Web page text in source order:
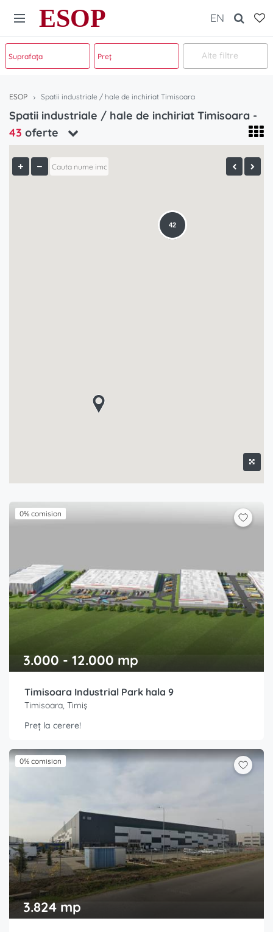
ESOP EN
Alte filtre
ESOP Spatii industriale / hale de inchiriat Timisoara
Spatii industriale / hale de inchiriat Timisoara -
43 oferte
42
0% comision
3.000 - 12.000 mp
Timisoara Industrial Park hala 9
Timisoara, Timiș
Preț la cerere!
0% comision
3.824 mp